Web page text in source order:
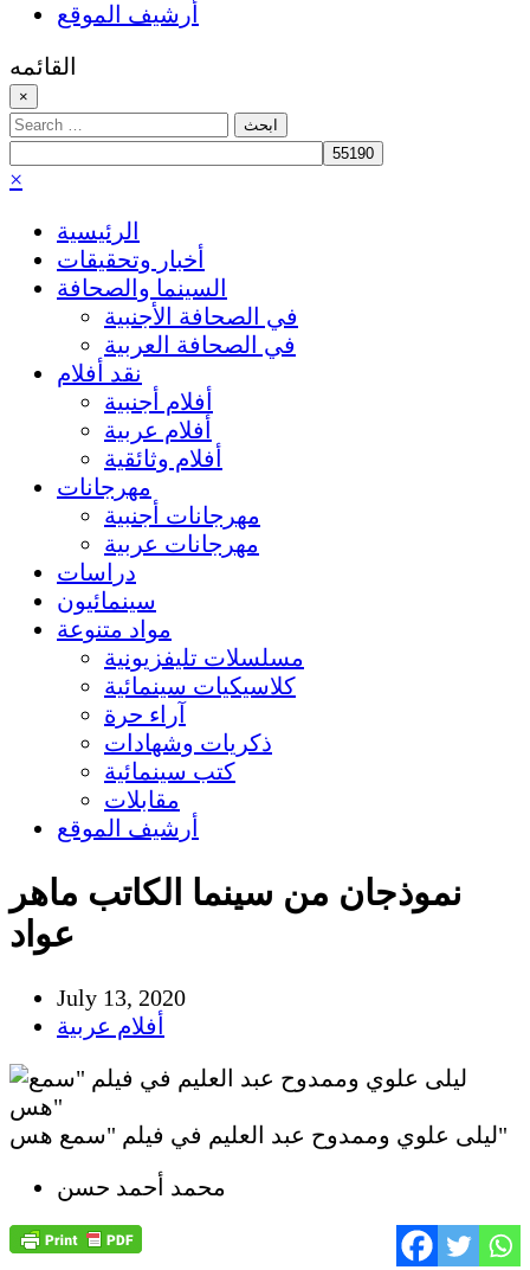
أرشيف الموقع
القائمه
×
Search
for:
×
الرئيسية
أخبار وتحقيقات
السينما والصحافة
في الصحافة الأجنبية
في الصحافة العربية
نقد أفلام
أفلام أجنبية
أفلام عربية
أفلام وثائقية
مهرجانات
مهرجانات أجنبية
مهرجانات عربية
دراسات
سينمائيون
مواد متنوعة
مسلسلات تليفزيونية
كلاسيكيات سينمائية
آراء حرة
ذكريات وشهادات
كتب سينمائية
مقابلات
أرشيف الموقع
نموذجان من سينما الكاتب ماهر
عواد
July 13, 2020
أفلام عربية
ليلى علوي وممدوح عبد العليم في فيلم "سمع هس"
محمد أحمد حسن